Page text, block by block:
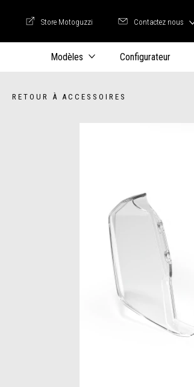
Store Motoguzzi
Store Motoguzzi Contactez nous
Modèles Configurateur
RETOUR À ACCESSOIRES